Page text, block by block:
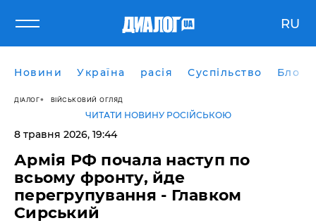
RU
Новини Україна расія Суспільство Блоги
ДІАЛОГ ВІЙСЬКОВИЙ ОГЛЯД
ЧИТАТИ НОВИНУ РОСІЙСЬКОЮ
8 травня 2026, 19:44
​Армія РФ почала наступ по
всьому фронту, йде
перегрупування - Главком
Сирський